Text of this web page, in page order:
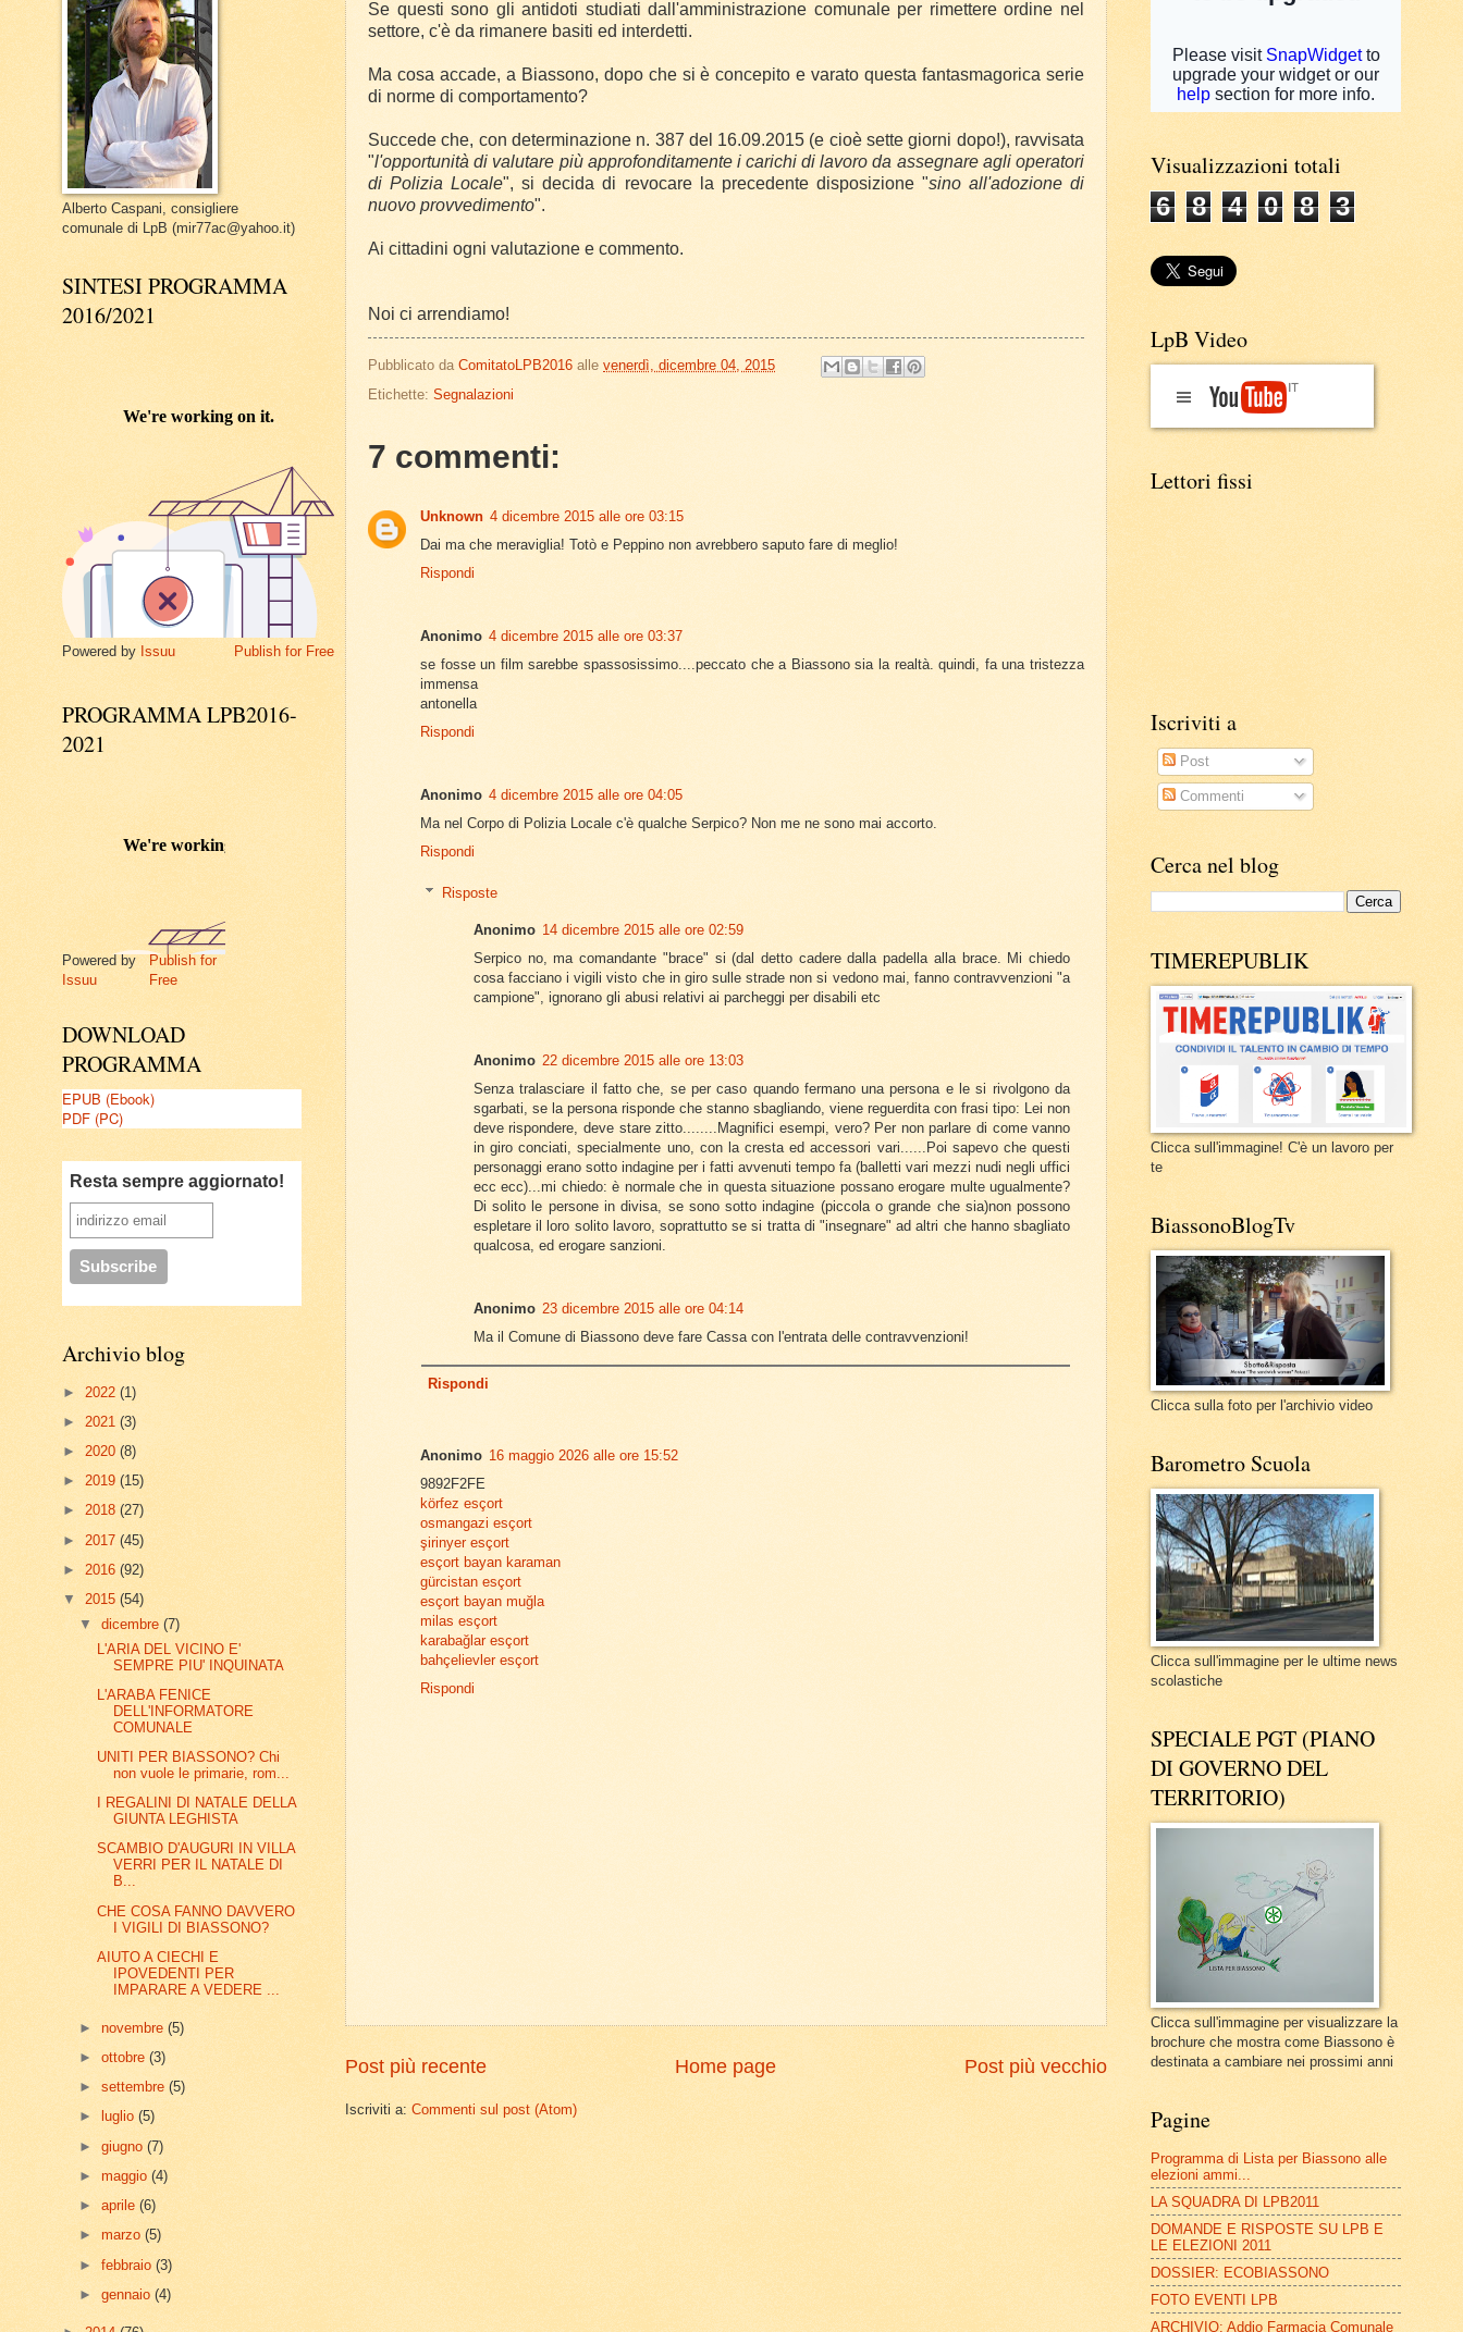
Se questi sono gli antidoti studiati dall'amministrazione comunale per rimettere ordine nel
settore, c'è da rimanere basiti ed interdetti.
Ma cosa accade, a Biassono, dopo che si è concepito e varato questa fantasmagorica serie
di norme di comportamento?
Succede che, con determinazione n. 387 del 16.09.2015 (e cioè sette giorni dopo!), ravvisata
"l'opportunità di valutare più approfonditamente i carichi di lavoro da assegnare agli operatori
di Polizia Locale", si decida di revocare la precedente disposizione "sino all'adozione di
nuovo provvedimento".
Ai cittadini ogni valutazione e commento.
Noi ci arrendiamo!
Pubblicato da ComitatoLPB2016 alle venerdì, dicembre 04, 2015
Etichette: Segnalazioni
7 commenti:
Unknown 4 dicembre 2015 alle ore 03:15
Dai ma che meraviglia! Totò e Peppino non avrebbero saputo fare di meglio!
Rispondi
Anonimo 4 dicembre 2015 alle ore 03:37
se fosse un film sarebbe spassosissimo....peccato che a Biassono sia la realtà. quindi, fa una tristezza
immensa
antonella
Rispondi
Anonimo 4 dicembre 2015 alle ore 04:05
Ma nel Corpo di Polizia Locale c'è qualche Serpico? Non me ne sono mai accorto.
Rispondi
Risposte
Anonimo 14 dicembre 2015 alle ore 02:59
Serpico no, ma comandante "brace" si (dal detto cadere dalla padella alla brace. Mi chiedo
cosa facciano i vigili visto che in giro sulle strade non si vedono mai, fanno contravvenzioni "a
campione", ignorano gli abusi relativi ai parcheggi per disabili etc
Anonimo 22 dicembre 2015 alle ore 13:03
Senza tralasciare il fatto che, se per caso quando fermano una persona e le si rivolgono da
sgarbati, se la persona risponde che stanno sbagliando, viene reguerdita con frasi tipo: Lei non
deve rispondere, deve stare zitto........Magnifici esempi, vero? Per non parlare di come vanno
in giro conciati, specialmente uno, con la cresta ed accessori vari......Poi sapevo che questi
personaggi erano sotto indagine per i fatti avvenuti tempo fa (balletti vari mezzi nudi negli uffici
ecc ecc)...mi chiedo: è normale che in questa situazione possano erogare multe ugualmente?
Di solito le persone in divisa, se sono sotto indagine (piccola o grande che sia)non possono
espletare il loro solito lavoro, soprattutto se si tratta di "insegnare" ad altri che hanno sbagliato
qualcosa, ed erogare sanzioni.
Anonimo 23 dicembre 2015 alle ore 04:14
Ma il Comune di Biassono deve fare Cassa con l'entrata delle contravvenzioni!
Rispondi
Anonimo 16 maggio 2026 alle ore 15:52
9892F2FE
körfez esçort
osmangazi esçort
şirinyer esçort
esçort bayan karaman
gürcistan esçort
esçort bayan muğla
milas esçort
karabağlar esçort
bahçelievler esçort
Rispondi
Post più recente Post più vecchio
Home page
Iscriviti a: Commenti sul post (Atom)
Alberto Caspani, consigliere
comunale di LpB (mir77ac@yahoo.it)
SINTESI PROGRAMMA
2016/2021
Powered by Issuu Publish for Free
PROGRAMMA LPB2016-
2021
Powered by
Issuu
Publish for
Free
DOWNLOAD
PROGRAMMA
EPUB (Ebook)
PDF (PC)
Resta sempre aggiornato!
Archivio blog
► 2022 (1)
► 2021 (3)
► 2020 (8)
► 2019 (15)
► 2018 (27)
► 2017 (45)
► 2016 (92)
▼ 2015 (54)
▼dicembre(7)
L'ARIA DEL VICINO E'
SEMPRE PIU' INQUINATA
L'ARABA FENICE
DELL'INFORMATORE
COMUNALE
UNITI PER BIASSONO? Chi
non vuole le primarie, rom...
I REGALINI DI NATALE DELLA
GIUNTA LEGHISTA
SCAMBIO D'AUGURI IN VILLA
VERRI PER IL NATALE DI
B...
CHE COSA FANNO DAVVERO
I VIGILI DI BIASSONO?
AIUTO A CIECHI E
IPOVEDENTI PER
IMPARARE A VEDERE ...
►novembre(5)
►ottobre(3)
►settembre(5)
►
luglio(5)
►giugno(7)
►maggio(4)
►aprile(6)
►marzo(5)
►febbraio(3)
►gennaio(4)
Visualizzazioni totali
6
8 4 0 8 3
LpB Video
Lettori fissi
Iscriviti a
Post
Commenti
Cerca nel blog
TIMEREPUBLIK
Clicca sull'immagine! C'è un lavoro per
te
BiassonoBlogTv
Clicca sulla foto per l'archivio video
Barometro Scuola
Clicca sull'immagine per le ultime news
scolastiche
SPECIALE PGT (PIANO
DI GOVERNO DEL
TERRITORIO)
Clicca sull'immagine per visualizzare la
brochure che mostra come Biassono è
destinata a cambiare nei prossimi anni
Pagine
Programma di Lista per Biassono alle
elezioni ammi...
LA SQUADRA DI LPB2011
DOMANDE E RISPOSTE SU LPB E
LE ELEZIONI 2011
DOSSIER: ECOBIASSONO
FOTO EVENTI LPB
ARCHIVIO: Addio Farmacia Comunale